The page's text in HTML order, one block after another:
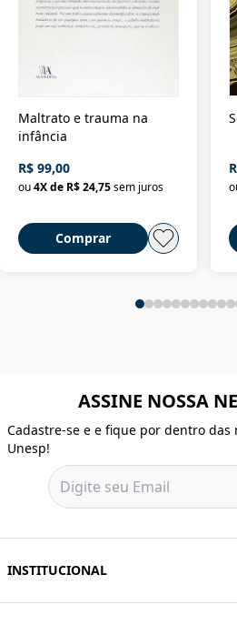
Maltrato e trauma na
infância
R$ 99,00
ou4X de R$ 24,75sem juros
Comprar
ASSINE NOSSA
Cadastre-se e e fique por dentro das
Unesp!
INSTITUCIONAL